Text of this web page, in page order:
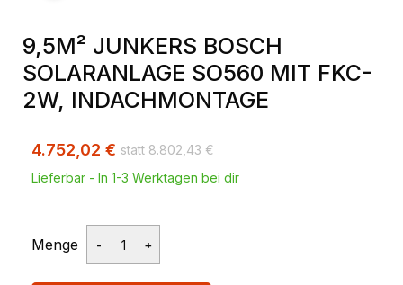
9,5M² JUNKERS BOSCH
SOLARANLAGE SO560 MIT FKC-
2W, INDACHMONTAGE
8.802,43 €
4.752,02 €
Lieferbar - In 1-3 Werktagen bei dir
Menge